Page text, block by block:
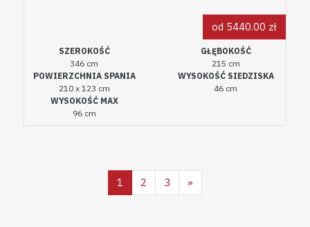
od 5440.00 zł
SZEROKOŚĆ
346 cm
GŁĘBOKOŚĆ
215 cm
POWIERZCHNIA SPANIA
210 x 123 cm
WYSOKOŚĆ SIEDZISKA
46 cm
WYSOKOŚĆ MAX
96 cm